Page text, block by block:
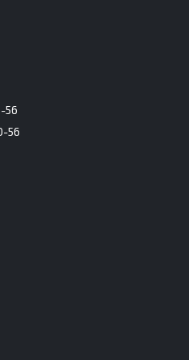
56
56